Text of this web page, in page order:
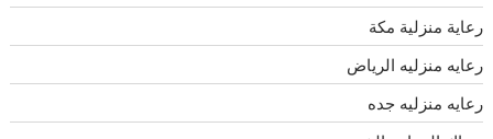
رعاية منزلية مكة
رعايه منزليه الرياض
رعايه منزليه جده